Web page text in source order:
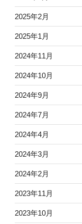
2025年2月
2025年1月
2024年11月
2024年10月
2024年9月
2024年7月
2024年4月
2024年3月
2024年2月
2023年11月
2023年10月